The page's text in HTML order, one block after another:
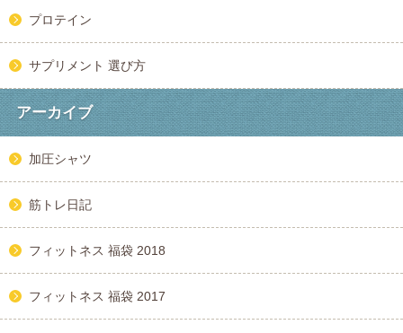
プロテイン
サプリメント 選び方
アーカイブ
加圧シャツ
筋トレ日記
フィットネス 福袋 2018
フィットネス 福袋 2017